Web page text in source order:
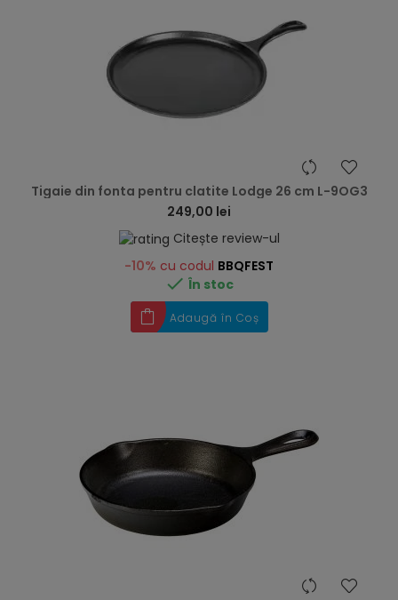
Tigaie din fonta pentru clatite Lodge 26 cm L-9OG3
249,00 lei
Citește review-ul
-10% cu codul BBQFEST
 În stoc
Adaugă în Coș